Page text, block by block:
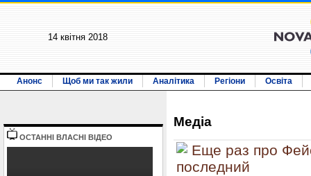
14 квiтня 2018
Анонс Щоб ми так жили Аналітика Регіони Освіта
ОСТАННI ВЛАСНI ВIДЕО
Медiа
Еще раз про
последний